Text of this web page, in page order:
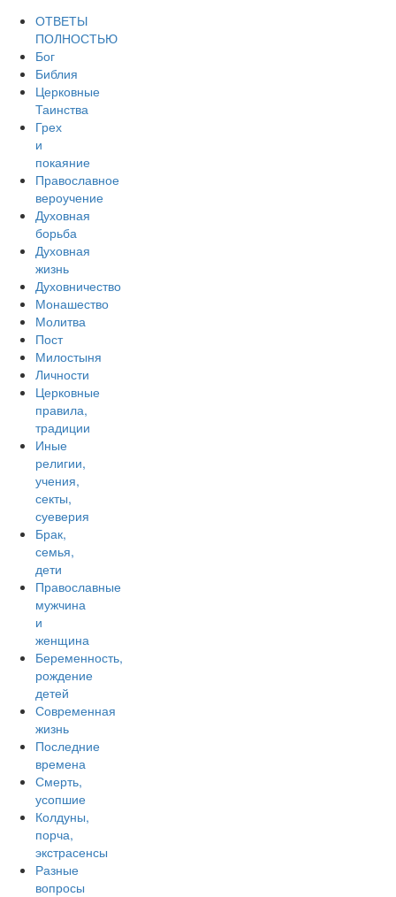
ОТВЕТЫ
ПОЛНОСТЬЮ
Бог
Библия
Церковные
Таинства
Грех
и
покаяние
Православное
вероучение
Духовная
борьба
Духовная
жизнь
Духовничество
Монашество
Молитва
Пост
Милостыня
Личности
Церковные
правила,
традиции
Иные
религии,
учения,
секты,
суеверия
Брак,
семья,
дети
Православные
мужчина
и
женщина
Беременность,
рождение
детей
Современная
жизнь
Последние
времена
Смерть,
усопшие
Колдуны,
порча,
экстрасенсы
Разные
вопросы